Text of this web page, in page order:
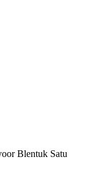
Blentuk Satu